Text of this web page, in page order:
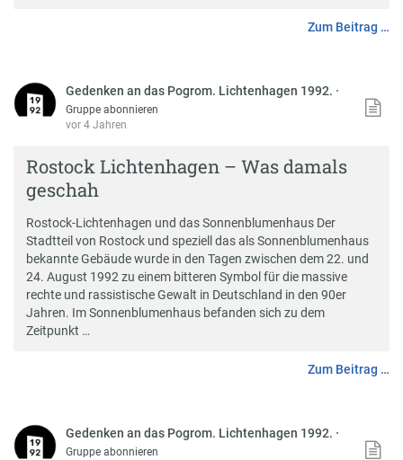
Zum Beitrag …
Gedenken an das Pogrom. Lichtenhagen 1992. ·
Gruppe abonnieren
vor 4 Jahren
Rostock Lichtenhagen – Was damals
geschah
Rostock-Lichtenhagen und das Sonnenblumenhaus Der
Stadtteil von Rostock und speziell das als Sonnenblumenhaus
bekannte Gebäude wurde in den Tagen zwischen dem 22. und
24. August 1992 zu einem bitteren Symbol für die massive
rechte und rassistische Gewalt in Deutschland in den 90er
Jahren. Im Sonnenblumenhaus befanden sich zu dem
Zeitpunkt …
Zum Beitrag …
Gedenken an das Pogrom. Lichtenhagen 1992. ·
Gruppe abonnieren